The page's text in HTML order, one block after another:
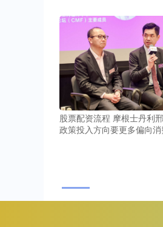
股票配资流程 摩根士丹利
政策投入方向要更多偏向